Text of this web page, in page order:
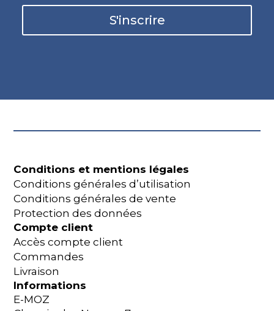
S'inscrire
Conditions et mentions légales
Conditions générales d’utilisation
Conditions générales de vente
Protection des données
Compte client
Accès compte client
Commandes
Livraison
Informations
E-MOZ